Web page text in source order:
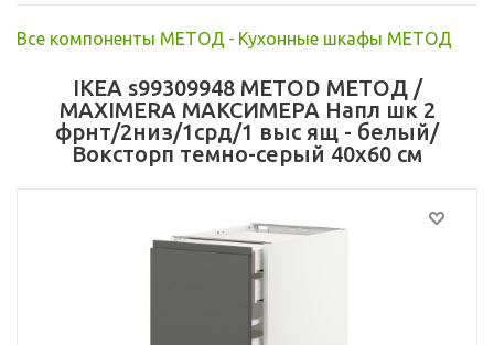
Все компоненты МЕТОД - Кухонные шкафы МЕТОД
IKEA s99309948 METOD МЕТОД /
MAXIMERA МАКСИМЕРА Напл шк 2
фрнт/2низ/1срд/1 выс ящ - белый/
Воксторп темно-серый 40x60 см